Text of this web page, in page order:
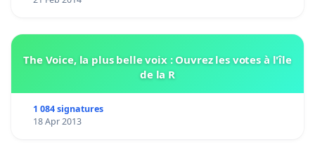
THAT
instanceno file is ever opened for lost cats(even if they have
files on lost dogs are closed after 30
days with no noticeeven if those dogs have city licences and
Berger Blanc does not possess a microchip scanner;
The Voice, la plus belle voix : Ouvrez les votes à l'île
de la R
1 084 signatures
18 Apr 2013